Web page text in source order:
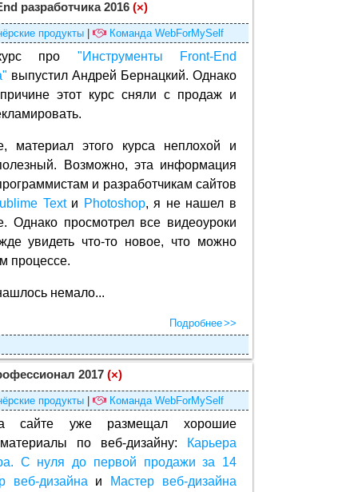
разработчика 2016 (×)
продукты Команда WebForMySelf
про "Инструменты Front-End
выпустил Андрей Бернацкий. Однако
этот курс сняли с продаж и
материал этого курса неплохой и
Возможно, эта информация
и разработчикам сайтов
Textи Photoshop, я не нашел в
Однако просмотрел все видеоуроки
увидеть что-то новое, что можно
процессе.
немало...
Подробнее
2017 (×)
продукты Команда WebForMySelf
сайте уже размещал хорошие
по веб-дизайну:
Карьера
С нуля до первой продажи за 14
веб-дизайна и Мастер веб-дизайна